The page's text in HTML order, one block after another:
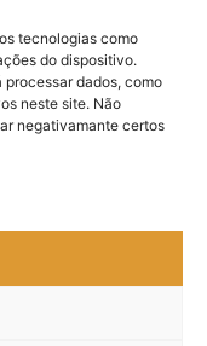
tecnologias como
do dispositivo.
dados, como
neste site. Não
negativamante certos
(Cópia)